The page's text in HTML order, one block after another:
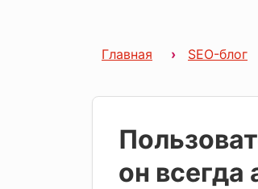
Главная SEO-блог
он всегда